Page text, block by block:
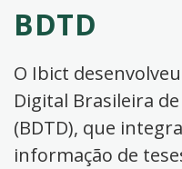
BDTD
O Ibict
Digital Brasileira
(BDTD), que
informação de